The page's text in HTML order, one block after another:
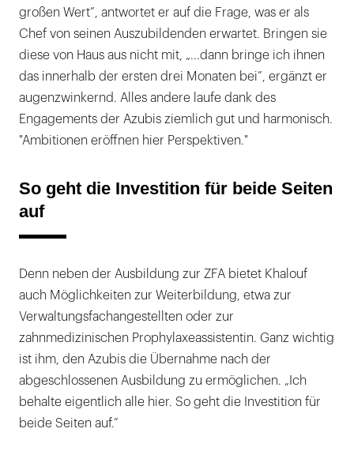
großen Wert”, antwortet er auf die Frage, was er als
Chef von seinen Auszubildenden erwartet. Bringen sie
diese von Haus aus nicht mit, „...dann bringe ich ihnen
das innerhalb der ersten drei Monaten bei”, ergänzt er
augenzwinkernd. Alles andere laufe dank des
Engagements der Azubis ziemlich gut und harmonisch.
"Ambitionen eröffnen hier Perspektiven."
So geht die Investition für beide Seiten
auf
Denn neben der Ausbildung zur ZFA bietet Khalouf
auch Möglichkeiten zur Weiterbildung, etwa zur
Verwaltungsfachangestellten oder zur
zahnmedizinischen Prophylaxeassistentin. Ganz wichtig
ist ihm, den Azubis die Übernahme nach der
abgeschlossenen Ausbildung zu ermöglichen. „Ich
behalte eigentlich alle hier. So geht die Investition für
beide Seiten auf.”